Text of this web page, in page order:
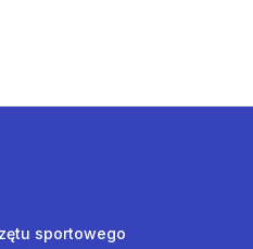
sportowego